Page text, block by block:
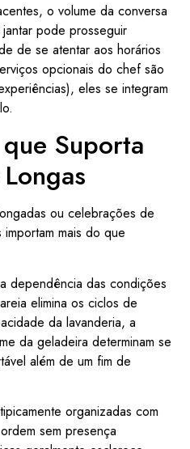
o volume da conversa
pode prosseguir
de se atentar aos horários
opcionais do chef são
eles se integram
Suporta
ou celebrações de
mais do que
dependência das condições
elimina os ciclos de
da lavanderia, a
da geladeira determinam se
além de um fim de
organizadas com
sem presença